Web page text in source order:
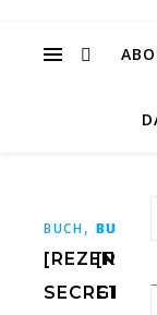
BUCH,
SECRET
BUCH
GIRL